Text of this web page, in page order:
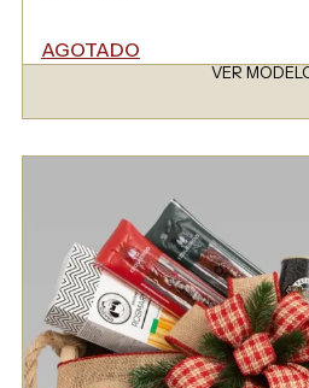
AGOTADO
VER